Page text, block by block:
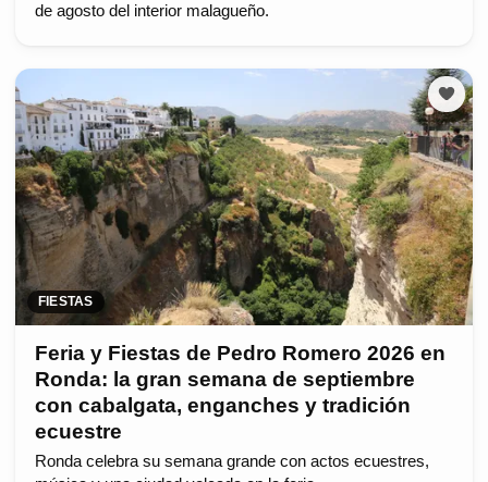
de agosto del interior malagueño.
FIESTAS
Feria y Fiestas de Pedro Romero 2026 en
Ronda: la gran semana de septiembre
con cabalgata, enganches y tradición
ecuestre
Ronda celebra su semana grande con actos ecuestres,